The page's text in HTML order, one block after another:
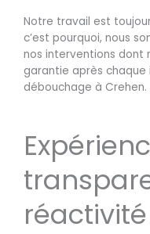
Notre travail est
c’est pourquoi, nous
nos interventions dont
garantie après
débouchage à Crehen.
réactivité